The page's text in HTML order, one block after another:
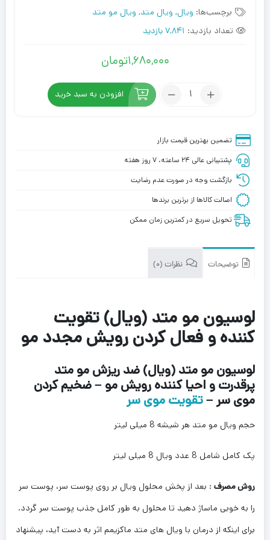
برچسب‌ها: ویال, ویال متد, ویال مو متد
تعداد بازدید: 7,841 بازدید
1,680,000تومان
تعداد:
(ویال)
افزودن به سبد خرید
تضمین بهترین قیمت بازار
پشتیبانی عالی ۲۴ ساعته، ۷ روز هفته
بازگشت وجه در صورت عدم رضایت
اصالت کالاها از برترین برندها
تحویل سریع در کمترین زمان ممکن
توضیحات نظرات (0)
لوسیون مو متد (ویال) تقویت
کننده و فعال کردن رویش مجدد مو
لوسیون مو متد (ویال) ضد ریزش مو متد
پرقدرت و احیا کننده رویش مو – ضخیم کردن
موی سر –تقویت موی سر
حجم ویال مو متد هر شیشه 8 میلی لیتر
پک کامل شامل 8 عدد ویال 8 میلی لیتر
روش مصرف : بعد از پخش محلول ویال بر روی پوست سر، پوست سر
را به خوبی ماساژ دهید تا محلول به طور کامل جذب پوست سر گردد.
برای اینکه از درمان با ویال های متد ماکزیمم اثر به دست آید، پیشنهاد